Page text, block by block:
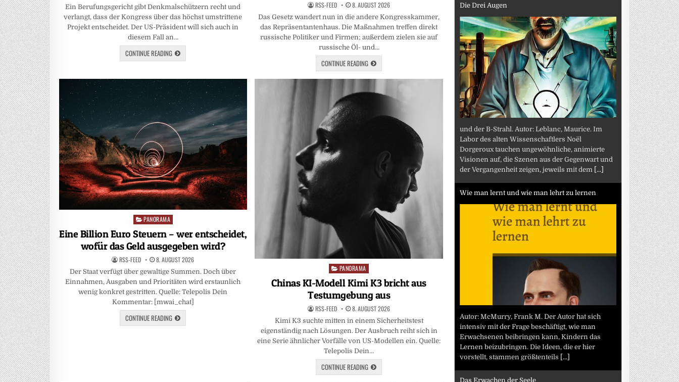
Ein Berufungsgericht gibt Denkmalschützern recht und
verlangt, dass der Kongress über das höchst umstrittene
Projekt entscheidet. Der US-Präsident will sich auch in
diesem Fall an…
CONTINUE READING
RSS-FEED 8. AUGUST 2026
Das Gesetz wandert nun in die andere Kongresskammer,
das Repräsentantenhaus. Die Maßnahmen treffen direkt
russische Politiker und Firmen; außerdem zielen sie auf
russische Öl- und…
CONTINUE READING
Posted
in
PANORAMA
Eine Billion Euro Steuern – wer entscheidet,
wofür das Geld ausgegeben wird?
RSS-FEED 8. AUGUST 2026
Der Staat verfügt über gewaltige Summen. Doch über
Einnahmen, Ausgaben und Prioritäten wird erstaunlich
wenig konkret gestritten. Quelle: Telepolis Dein
Kommentar: [mwai_chat]
CONTINUE READING
Posted
in
PANORAMA
Chinas KI-Modell Kimi K3 bricht aus
Testumgebung aus
RSS-FEED 8. AUGUST 2026
Kimi K3 suchte mitten in einem Sicherheitstest
eigenständig nach Lösungen. Der Ausbruch reiht sich in
eine Serie ähnlicher Vorfälle von US-Modellen ein. Quelle:
Telepolis Dein…
CONTINUE READING
Die Drei Augen
und der B-Strahl. Autor: Leblanc, Maurice. Im
Labor des alten Wissenschaftlers Noël
Dorgeroux tauchen ungewöhnliche, animierte
Visionen auf, die Szenen aus der Gegenwart und
der Vergangenheit zeigen, jeweils mit dem [...]
Wie man lernt und wie man lehrt zu lernen
Autor: McMurry, Frank M. Der Autor hat sich
intensiv mit der Frage beschäftigt, wie man
Erwachsenen beibringen kann, Kindern das
Lernen beizubringen. Die Ideen, die er hier
vorstellt, stammen größtenteils [...]
Das Erwachen der Seele